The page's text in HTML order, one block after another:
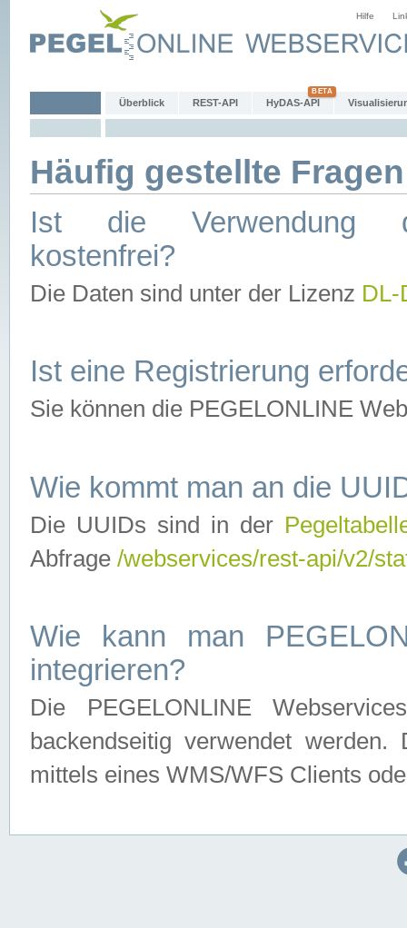
Hilfe
Überblick REST-API HyDAS-API
Häufig gestellte
Ist die Verwendung
kostenfrei?
Die Daten sind unter der Lizenz
Ist eine Registrierung
Sie können die PEGELONLINE
Wie kommt man an die
Die UUIDs sind in der
Abfrage /webservices/rest-api/v2/
Wie kann man
integrieren?
Die PEGELONLINE
backendseitig verwendet
mittels eines WMS/WFS Clients